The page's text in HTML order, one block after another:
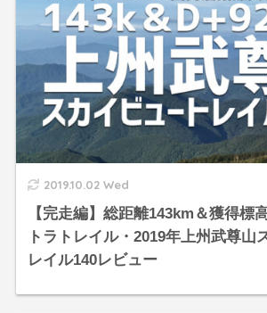
2019.10.02 Wed
【完走編】総距離143km＆獲得標
トラトレイル・2019年上州武尊山
レイル140レビュー